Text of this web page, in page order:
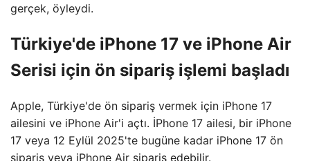
gerçek, öyleydi.
Türkiye'de iPhone 17 ve iPhone Air
Serisi için ön sipariş işlemi başladı
Apple, Türkiye'de ön sipariş vermek için iPhone 17
ailesini ve iPhone Air'i açtı. İPhone 17 ailesi, bir iPhone
17 veya 12 Eylül 2025'te bugüne kadar iPhone 17 ön
sipariş veya iPhone Air sipariş edebilir.